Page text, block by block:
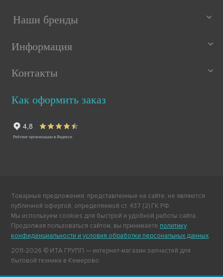
Наши бренды
Информация
Контакты
Как оформить заказ
Товарные предложения, представленные на сайте, не являются
публичной офертой, определяемой ст. 437 (2) ГК РФ.
Мы используем cookies для быстрой и удобной работы сайта.
Продолжая пользоваться сайтом, вы принимаете политику
конфиденциальности и условия обработки персональных данных.
2011-2026 © ИТА ГРУПП — интернет-магазин запчастей для
бытовой техники в Кемерово.